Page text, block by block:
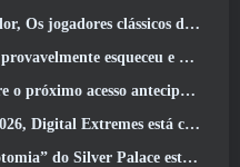
Of Legends não terão que pagar por skins clássicas
e que fazem parte do Steam’s Train Fest
acesso antecipado do Aion 2
está compartilhando todos os painéis
Palace estão sendo enviados